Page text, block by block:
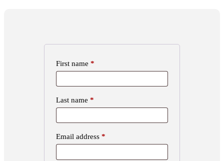
First name *
Last name *
Email address *